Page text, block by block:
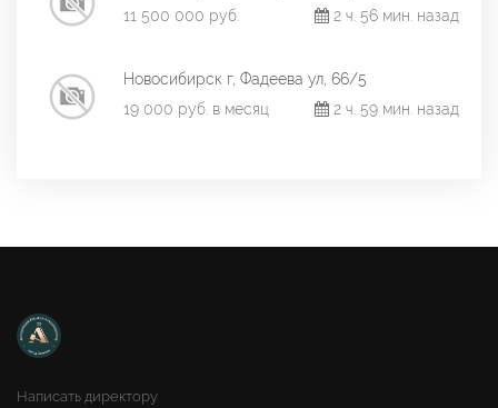
11 500 000 руб.
2 ч. 56 мин. назад
Новосибирск г, Фадеева ул, 66/5
19 000 руб. в месяц
2 ч. 59 мин. назад
Написать директору